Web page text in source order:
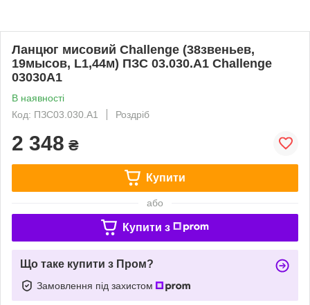
Ланцюг мисовий Challenge (38звеньев,
19мысов, L1,44м) ПЗС 03.030.А1 Challenge
03030A1
В наявності
Код: ПЗС03.030.А1
Роздріб
2 348 ₴
Купити
або
Купити з
Що таке купити з Пром?
Замовлення під захистом